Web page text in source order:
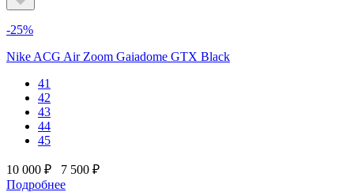
-25%
Nike ACG Air Zoom Gaiadome GTX Black
41
42
43
44
45
10 000 ₽
7 500 ₽
Подробнее